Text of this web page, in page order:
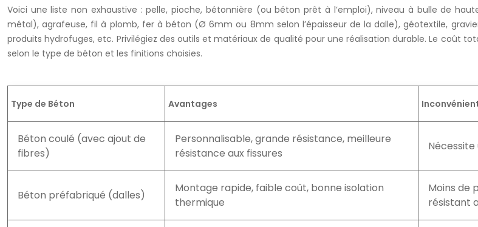
Voici une liste non exhaustive : pelle, pioche, bétonnière (ou béton prêt à l’emploi), niveau à bulle de
métal), agrafeuse, fil à plomb, fer à béton (Ø 6mm ou 8mm selon l’épaisseur de la dalle), géotextile,
produits hydrofuges, etc. Privilégiez des outils et matériaux de qualité pour une réalisation durable. Le coût
selon le type de béton et les finitions choisies.
Type de Béton Avantages
Béton coulé (avec ajout de
fibres)
Personnalisable, grande résistance, meilleure
résistance aux fissures
Béton préfabriqué (dalles)
Montage rapide, faible coût, bonne isolation
thermique
Moins de
résistant